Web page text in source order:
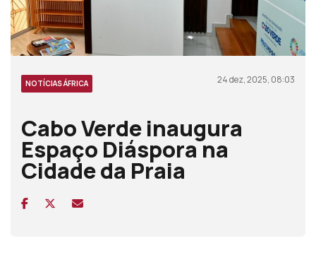
NOTÍCIAS ÁFRICA 24 dez, 2025, 08:03
Cabo Verde inaugura
Espaço Diáspora na
Cidade da Praia